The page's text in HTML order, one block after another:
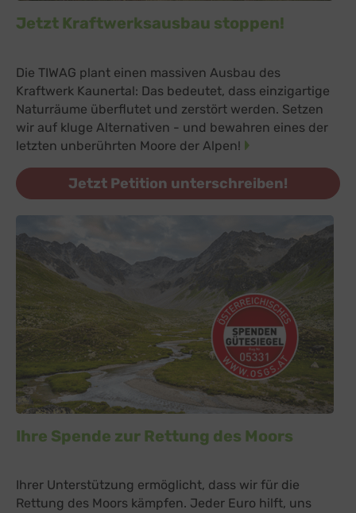
Jetzt Kraftwerksausbau stoppen!
Die TIWAG plant einen massiven Ausbau des
Kraftwerk Kaunertal: Das bedeutet, dass einzigartige
Naturräume überflutet und zerstört werden. Setzen
wir auf kluge Alternativen - und bewahren eines der
letzten unberührten Moore der Alpen!
Jetzt Petition unterschreiben!
Ihre Spende zur Rettung des Moors
Ihrer Unterstützung ermöglicht, dass wir für die
Rettung des Moors kämpfen. Jeder Euro hilft, uns